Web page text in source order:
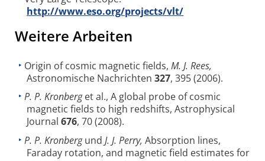
http://www.eso.org/projects/vlt/
Weitere Arbeiten
Origin of cosmic magnetic fields, M. J. Rees,
Astronomische Nachrichten 327, 395 (2006).
P. P. Kronberget al., A global probe of cosmic
magnetic fields to high redshifts, Astrophysical
Journal 676, 70 (2008).
P. P. Kronbergund J. J. Perry, Absorption lines,
Faraday rotation, and magnetic field estimates for